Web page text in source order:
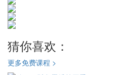
猜你喜欢：
更多免费课程 >